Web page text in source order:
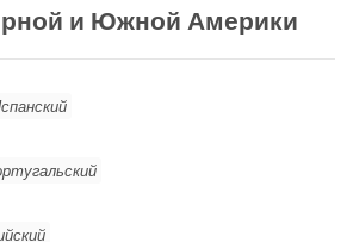
и Южной Америки